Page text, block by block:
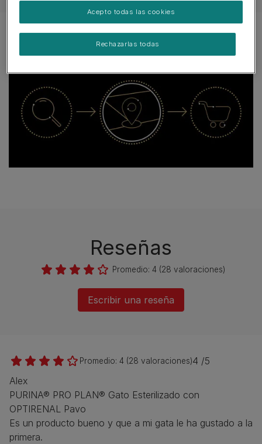
Reseñas
Promedio: 4 (28 valoraciones)
Escribir una reseña
Promedio: 4 (28 valoraciones)4 /5
Alex
PURINA® PRO PLAN® Gato Esterilizado con
OPTIRENAL Pavo
Es un producto bueno y que a mi gata le ha gustado a la
primera.
Rechazarlas todas
Acepto todas las cookies